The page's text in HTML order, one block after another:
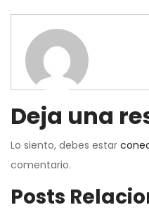
Deja una
Lo siento, debes estar
comentario.
Posts